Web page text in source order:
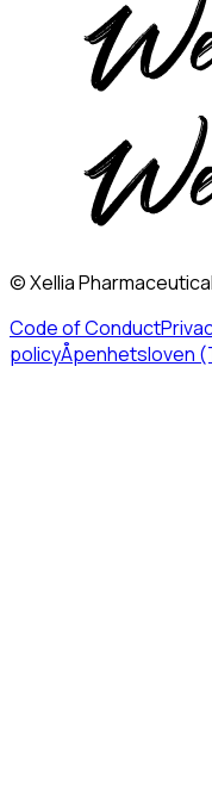
© Xellia
Code of Conduct
policyÅpenhetsloven